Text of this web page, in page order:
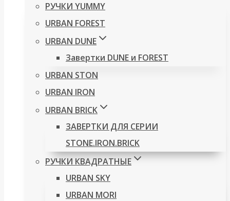
РУЧКИ YUMMY
URBAN FOREST
URBAN DUNE
Завертки DUNE и FOREST
URBAN STON
URBAN IRON
URBAN BRICK
ЗАВЕРТКИ ДЛЯ СЕРИИ
STONE.IRON.BRICK
РУЧКИ КВАДРАТНЫЕ
URBAN SKY
URBAN MORI